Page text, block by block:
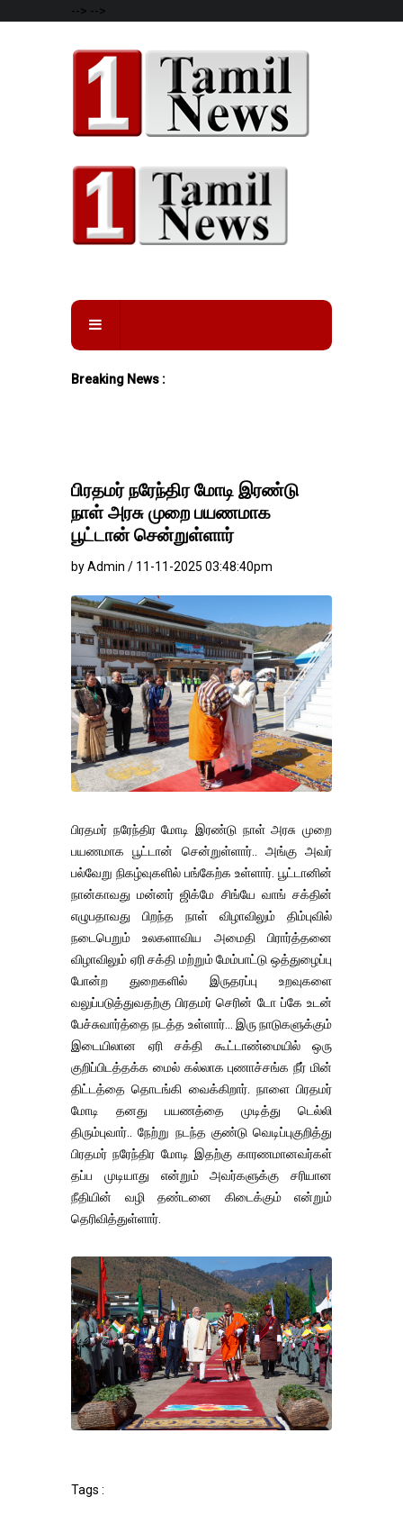
--> -->
Breaking News :
பிரதமர் நரேந்திர மோடி இரண்டு
நாள் அரசு முறை பயணமாக
பூட்டான் சென்றுள்ளார்
by Admin / 11-11-2025 03:48:40pm
பிரதமர் நரேந்திர மோடி இரண்டு நாள் அரசு முறை
பயணமாக பூட்டான் சென்றுள்ளார்.. அங்கு அவர்
பல்வேறு நிகழ்வுகளில் பங்கேற்க உள்ளார். பூட்டானின்
நான்காவது மன்னர் ஜிக்மே சிங்யே வாங் சக்தின்
எழுபதாவது பிறந்த நாள் விழாவிலும் திம்புவில்
நடைபெறும் உலகளாவிய அமைதி பிரார்த்தனை
விழாவிலும் ஏரி சக்தி மற்றும் மேம்பாட்டு ஒத்துழைப்பு
போன்ற துறைகளில் இருதரப்பு உறவுகளை
வலுப்படுத்துவதற்கு பிரதமர் செரின் டோ ப்கே உடன்
பேச்சுவார்த்தை நடத்த உள்ளார்... இரு நாடுகளுக்கும்
இடையிலான ஏரி சக்தி கூட்டாண்மையில் ஒரு
குறிப்பிடத்தக்க மைல் கல்லாக புணாச்சங்க நீர் மின்
திட்டத்தை தொடங்கி வைக்கிறார். நாளை பிரதமர்
மோடி தனது பயணத்தை முடித்து டெல்லி
திரும்புவார்.. நேற்று நடந்த குண்டு வெடிப்புகுறித்து
பிரதமர் நரேந்திர மோடி இதற்கு காரணமானவர்கள்
தப்ப முடியாது என்றும் அவர்களுக்கு சரியான
நீதியின் வழி தண்டனை கிடைக்கும் என்றும்
தெரிவித்துள்ளார்.
Tags :